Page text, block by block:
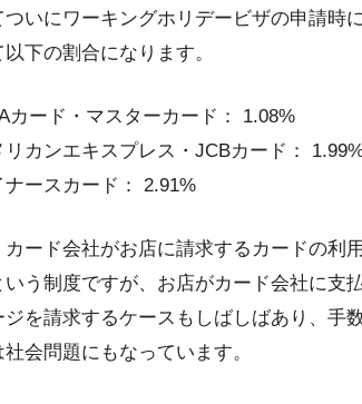
ついにワーキングホリデービザの申請時
下の割合になります。
カード・マスターカード： 1.08%
リカンエキスプレス・JCBカード：
ナースカード： 2.91%
カード会社がお店に請求するカードの利
いう制度ですが、お店がカード会社に支
ジを請求するケースもしばしばあり、手
会問題にもなっています。